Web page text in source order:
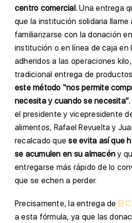
centro comercial. Una entrega
que la institución solidaria llame
familiarizarse con la donación
institución o en línea de caja en
adheridos a las operaciones
tradicional entrega de
este método “nos permite
necesita y cuando se necesita”.
el presidente y vicepresidente
alimentos, Rafael Revuelta y
recalcado quese evita así que
se acumulen en su almacén y
entregarse más rápido de lo
que se echen a perder.
Precisamente, la entrega de El
a esta fórmula, ya que las